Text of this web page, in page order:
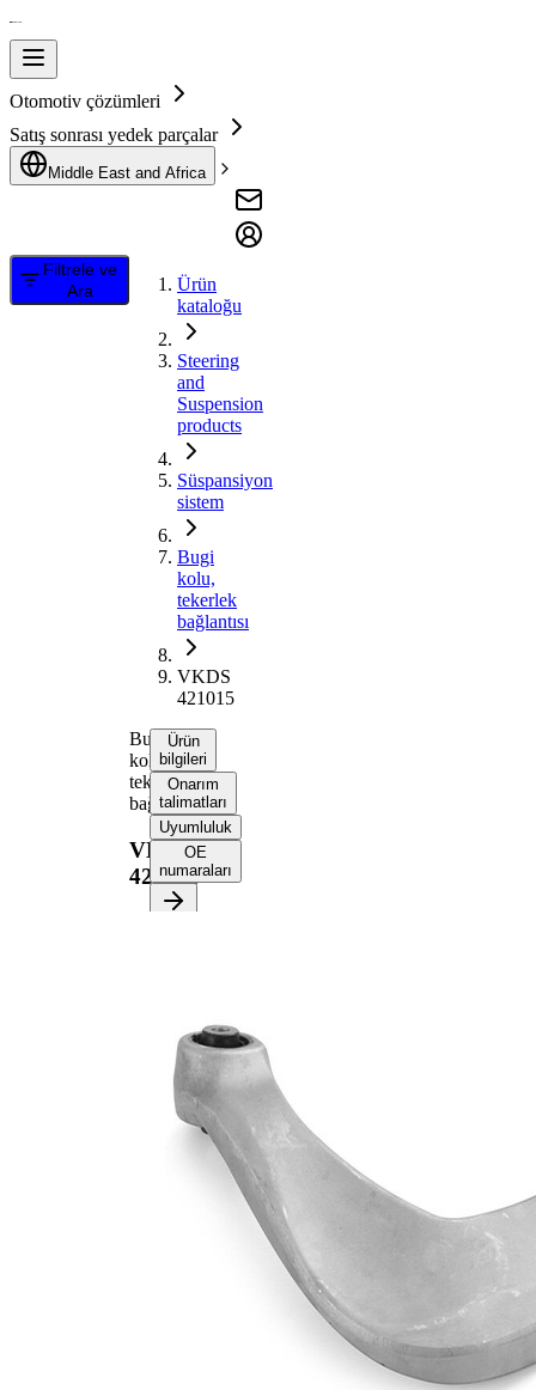
Otomotiv çözümleri
Satış sonrası yedek parçalar
Middle East and Africa
Filtrele ve
Ara
Ürün
kataloğu
Steering
and
Suspension
products
Süspansiyon
sistem
Bugi
kolu,
tekerlek
bağlantısı
VKDS
421015
Bugi
kolu,
tekerlek
bağlantısı
VKDS
421015
Ürün
bilgileri
Onarım
talimatları
Uyumluluk
OE
numaraları
İlave
Ürün/Bilgi
Taşıyıcı/Kılavuz
mafsalı yok
Çift
halindeki
VKDS 421016